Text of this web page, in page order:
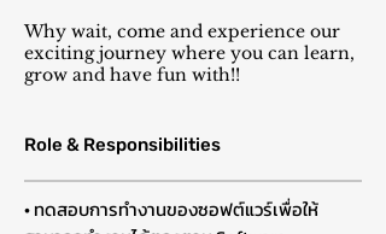
Why wait, come and experience our
exciting journey where you can learn,
grow and have fun with!!
Role & Responsibilities
• ทดสอบการทำงานของซอฟต์แวร์เพื่อให้